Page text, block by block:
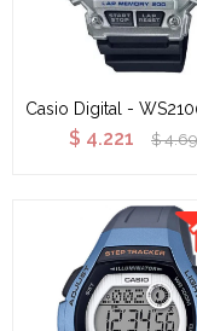
Casio Digital -
$ 4.221 $